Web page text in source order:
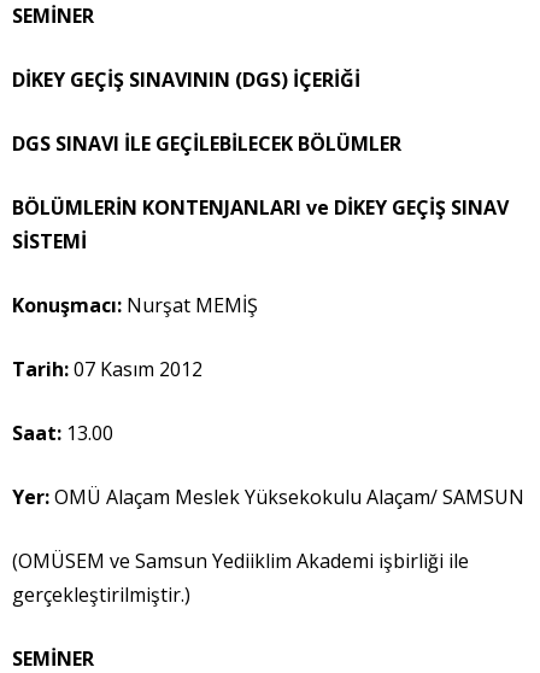
SEMİNER
DİKEY GEÇİŞ SINAVININ (DGS) İÇERİĞİ
DGS SINAVI İLE GEÇİLEBİLECEK BÖLÜMLER
BÖLÜMLERİN KONTENJANLARI ve DİKEY GEÇİŞ SINAV
SİSTEMİ
Konuşmacı: Nurşat MEMİŞ
Tarih:07 Kasım 2012
Saat: 13.00
Yer:OMÜ Alaçam Meslek Yüksekokulu Alaçam/ SAMSUN
(OMÜSEM ve Samsun Yediiklim Akademi işbirliği ile
gerçekleştirilmiştir.)
SEMİNER